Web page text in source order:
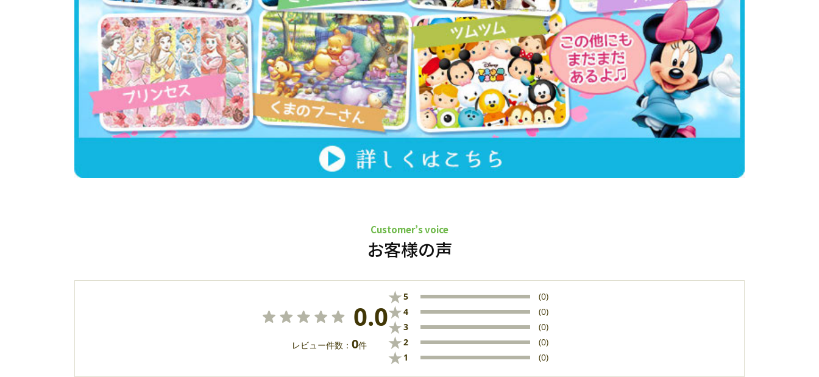
Customer’s voice
お客様の声
0.0
レビュー件数： 0件
★5 (0)
★4 (0)
★3 (0)
★2 (0)
★ 1 (0)